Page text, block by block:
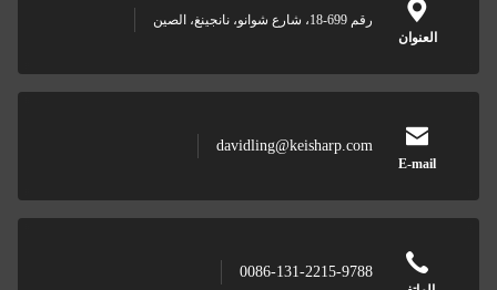
العنوان
رقم 699-18، شارع شوانو، نانجينغ، الصين
E-mail
davidling@keisharp.com
0086-131-2215-9788